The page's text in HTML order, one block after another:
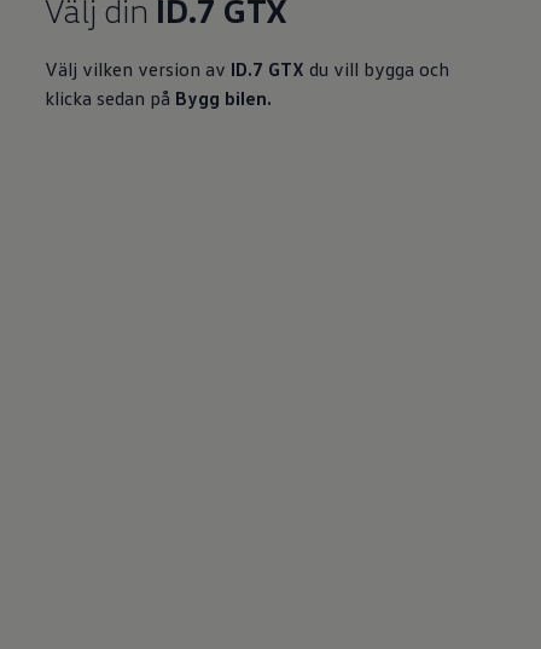
Välj din ID.7 GTX
Välj vilken version av ID.7 GTX du vill bygga och
klicka sedan på Bygg bilen.